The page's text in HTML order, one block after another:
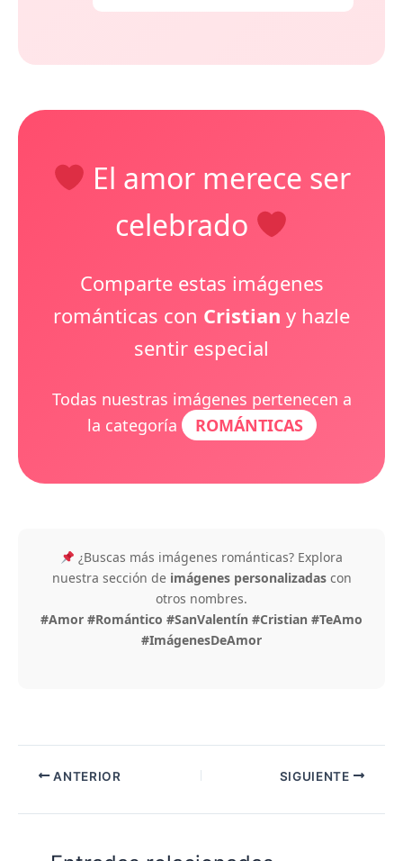
El amor merece ser
celebrado
Comparte estas imágenes
románticas con Cristian y hazle
sentir especial
Todas nuestras imágenes pertenecen a
la categoría
ROMÁNTICAS
¿Buscas más imágenes románticas? Explora
nuestra sección de imágenes personalizadascon
otros nombres.
#Amor #Romántico #SanValentín #Cristian #TeAmo
#ImágenesDeAmor
ANTERIOR SIGUIENTE